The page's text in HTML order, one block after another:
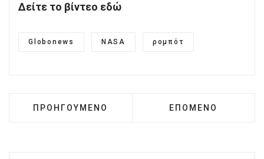
Δείτε το βίντεο εδώ
Globonews NASA ρομπότ
ΠΡΟΗΓΟΎΜΕΝΟ ΆΡΘΡΟ: ΟΙ ΠΑΡΑΚΙΝΉΣΕΙΣ ΤΟΥ
ΠΡΟΗΓΟΎΜΕΝΟ ΕΠΌΜΕΝΟ ΆΡΘΡΟ:
ΕΠΌΜΕΝΟ